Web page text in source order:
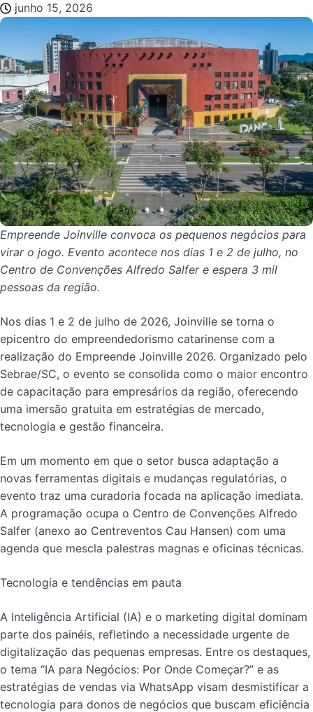
junho 15, 2026
Empreende Joinville convoca os pequenos negócios para
virar o jogo. Evento acontece nos dias 1 e 2 de julho, no
Centro de Convenções Alfredo Salfer e espera 3 mil
pessoas da região.
Nos dias 1 e 2 de julho de 2026, Joinville se torna o
epicentro do empreendedorismo catarinense com a
realização do Empreende Joinville 2026. Organizado pelo
Sebrae/SC, o evento se consolida como o maior encontro
de capacitação para empresários da região, oferecendo
uma imersão gratuita em estratégias de mercado,
tecnologia e gestão financeira.
Em um momento em que o setor busca adaptação a
novas ferramentas digitais e mudanças regulatórias, o
evento traz uma curadoria focada na aplicação imediata.
A programação ocupa o Centro de Convenções Alfredo
Salfer (anexo ao Centreventos Cau Hansen) com uma
agenda que mescla palestras magnas e oficinas técnicas.
Tecnologia e tendências em pauta
A Inteligência Artificial (IA) e o marketing digital dominam
parte dos painéis, refletindo a necessidade urgente de
digitalização das pequenas empresas. Entre os destaques,
o tema “IA para Negócios: Por Onde Começar?” e as
estratégias de vendas via WhatsApp visam desmistificar a
tecnologia para donos de negócios que buscam eficiência